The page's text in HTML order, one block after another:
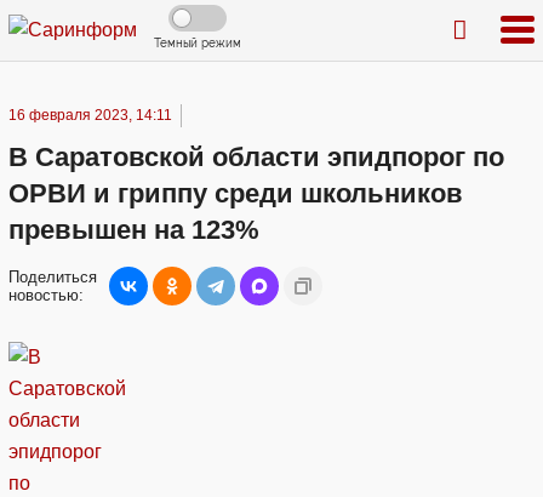
Темный режим
16 февраля 2023, 14:11
В Саратовской области эпидпорог по
ОРВИ и гриппу среди школьников
превышен на 123%
Поделиться
новостью: